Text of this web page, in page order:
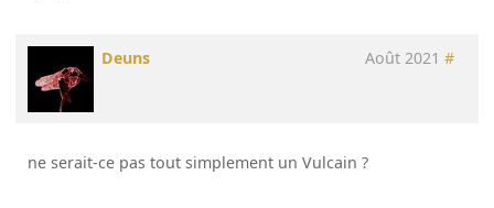
Deuns Août 2021 #
ne serait-ce pas tout simplement un Vulcain ?